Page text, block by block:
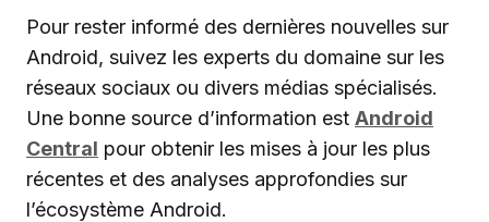
Pour rester informé des dernières nouvelles sur
Android, suivez les experts du domaine sur les
réseaux sociaux ou divers médias spécialisés.
Une bonne source d’information est Android
Central pour obtenir les mises à jour les plus
récentes et des analyses approfondies sur
l’écosystème Android.